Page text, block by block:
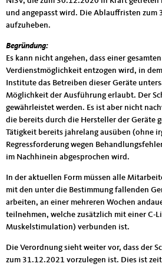
und angepasst wird. Die Ablauffristen zum
aufzuheben.
Begründung:
Es kann nicht angehen, dass einer
Verdienstmöglichkeit entzogen wird, in
Institute das Betreiben dieser Geräte
Möglichkeit der Ausführung erlaubt. Der
gewährleistet werden. Es ist aber nicht
die bereits durch die Hersteller der Geräte
Tätigkeit bereits jahrelang ausüben (ohne
Regressforderung wegen
im Nachhinein abgesprochen wird.
In der aktuellen Form müssen alle
mit den unter die Bestimmung fallenden
arbeiten, an einer mehreren Wochen
teilnehmen, welche zusätzlich mit einer C-
Muskelstimulation) verbunden ist.
Die Verordnung sieht weiter vor, dass der
zum 31.12.2021 vorzulegen ist. Dies ist